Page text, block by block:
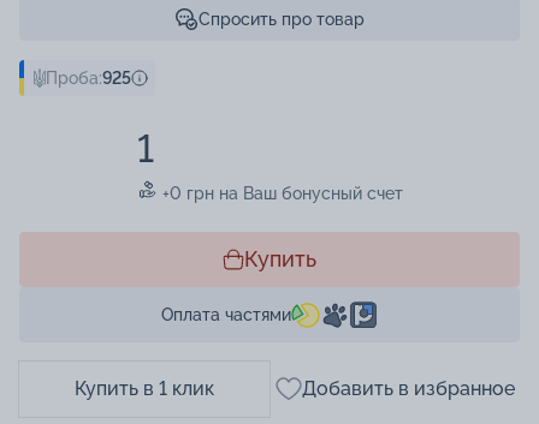
Спросить про товар
Проба:925
1
+0 грн на Ваш бонусный счет
Купить
Оплата частями
Купить в 1 клик Добавить в избранное